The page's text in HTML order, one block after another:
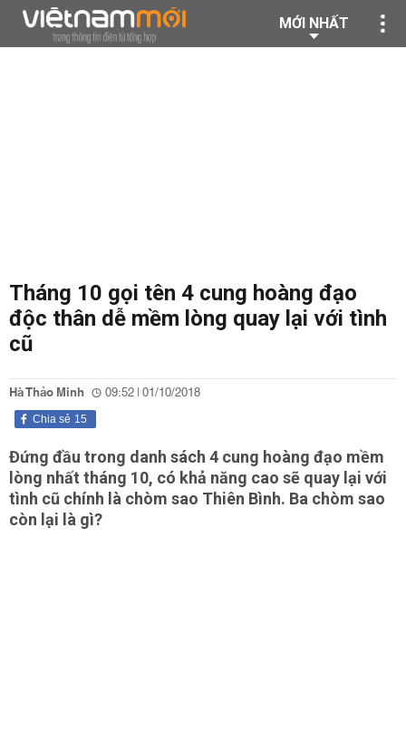
MỚI NHẤT
Tháng 10 gọi tên 4 cung hoàng đạo
độc thân dễ mềm lòng quay lại với tình
cũ
Hà Thảo Minh 09:52 | 01/10/2018
15
Chia sẻ
Đứng đầu trong danh sách 4 cung hoàng đạo mềm
lòng nhất tháng 10, có khả năng cao sẽ quay lại với
tình cũ chính là chòm sao Thiên Bình. Ba chòm sao
còn lại là gì?